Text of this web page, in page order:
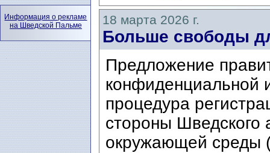
18 марта 2026 г.
Больше свободы
Предложение
конфиденциальной
процедура
стороны Шведского
окружающей среды
Информация о рекламе
на Шведской Пальме